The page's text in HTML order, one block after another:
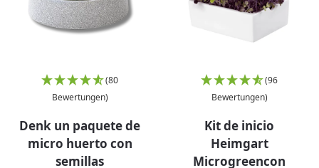
(80
Bewertungen)
Denk un paquete de
micro huerto con
semillas
(96
Bewertungen)
Kit de inicio
Heimgart
Microgreencon